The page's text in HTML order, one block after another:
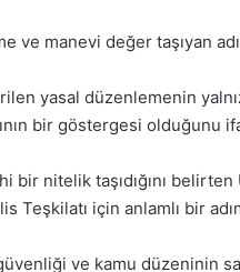
ve manevi değer taşıyan
yasal düzenlemenin
bir göstergesi olduğunu
nitelik taşıdığını
Teşkilatı için anlamlı bir
ve kamu düzeninin